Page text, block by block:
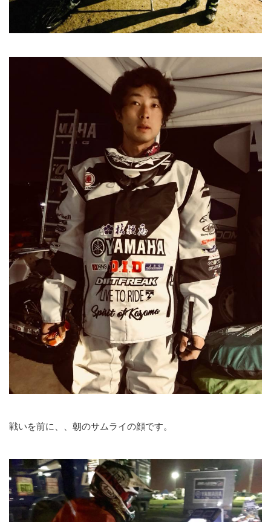
戦いを前に、、朝のサムライの顔です。